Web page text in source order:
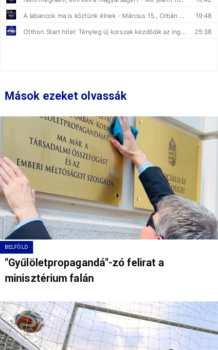
Mások ezeket olvassák
BELFÖLD
"Gyűlöletpropagandá"-zó felirat a
minisztérium falán